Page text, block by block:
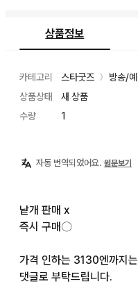
상품정보
카테고리 스타굿즈 〉 방송/
상품상태
새 상품
수량
1
자동 번역되었어요. 원문보기
낱개 판매 x
즉시 구매〇
가격 인하는 3130엔까지
댓글로 부탁드립니다.